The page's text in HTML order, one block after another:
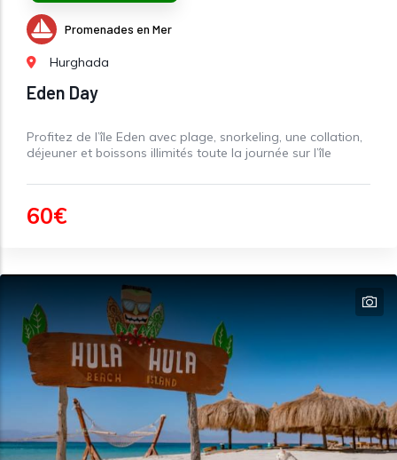
Promenades en Mer
Hurghada
Eden Day
Profitez de l’île Eden avec plage, snorkeling, une collation,
déjeuner et boissons illimités toute la journée sur l’île
60€